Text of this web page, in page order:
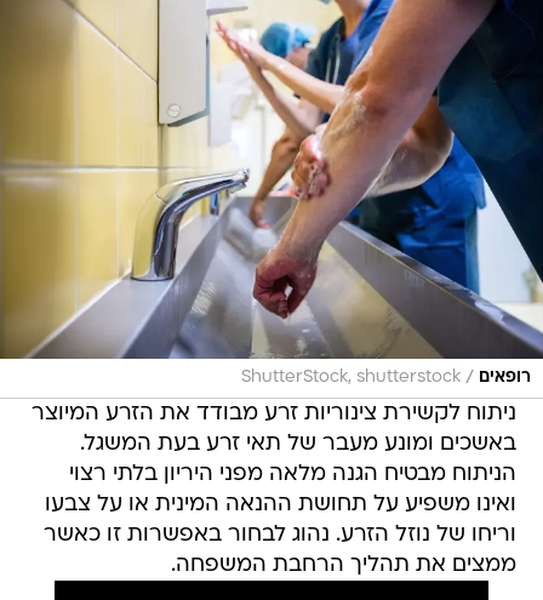
רופאים /
ShutterStock, shutterstock
ניתוח לקשירת צינוריות זרע מבודד את הזרע המיוצר
באשכים ומונע מעבר של תאי זרע בעת המשגל.
הניתוח מבטיח הגנה מלאה מפני היריון בלתי רצוי
ואינו משפיע על תחושת ההנאה המינית או על צבעו
וריחו של נוזל הזרע. נהוג לבחור באפשרות זו כאשר
ממצים את תהליך הרחבת המשפחה.